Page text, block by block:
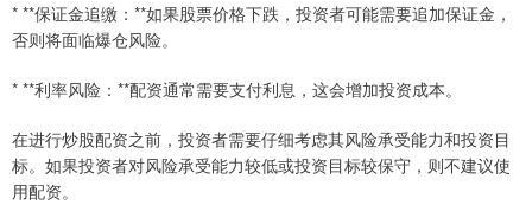
* **保证金追缴：**如果股票价格下跌，投资者可能需要追加保证金，
否则将面临爆仓风险。
* **利率风险：**配资通常需要支付利息，这会增加投资成本。
在进行炒股配资之前，投资者需要仔细考虑其风险承受能力和投资目
标。如果投资者对风险承受能力较低或投资目标较保守，则不建议使
用配资。